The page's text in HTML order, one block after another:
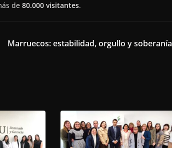
de 80.000 visitantes.
Marruecos: estabilidad, orgullo y soberanía